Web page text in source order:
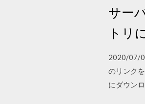
サー
トリ
2020/07/
のリンク
にダウン